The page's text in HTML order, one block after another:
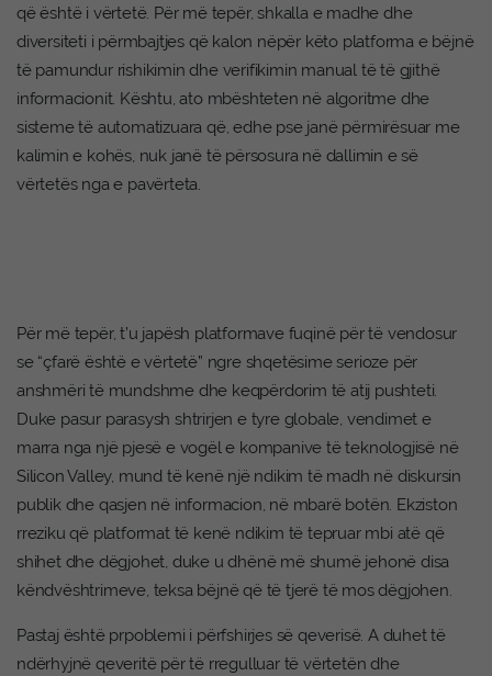
që është i vërtetë. Për më tepër, shkalla e madhe dhe
diversiteti i përmbajtjes që kalon nëpër këto platforma e bëjnë
të pamundur rishikimin dhe verifikimin manual të të gjithë
informacionit. Kështu, ato mbështeten në algoritme dhe
sisteme të automatizuara që, edhe pse janë përmirësuar me
kalimin e kohës, nuk janë të përsosura në dallimin e së
vërtetës nga e pavërteta.
Për më tepër, t’u japësh platformave fuqinë për të vendosur
se “çfarë është e vërtetë” ngre shqetësime serioze për
anshmëri të mundshme dhe keqpërdorim të atij pushteti.
Duke pasur parasysh shtrirjen e tyre globale, vendimet e
marra nga një pjesë e vogël e kompanive të teknologjisë në
Silicon Valley, mund të kenë një ndikim të madh në diskursin
publik dhe qasjen në informacion, në mbarë botën. Ekziston
rreziku që platformat të kenë ndikim të tepruar mbi atë që
shihet dhe dëgjohet, duke u dhënë më shumë jehonë disa
këndvështrimeve, teksa bëjnë që të tjerë të mos dëgjohen.
Pastaj është prpoblemi i përfshirjes së qeverisë. A duhet të
ndërhyjnë qeveritë për të rregulluar të vërtetën dhe